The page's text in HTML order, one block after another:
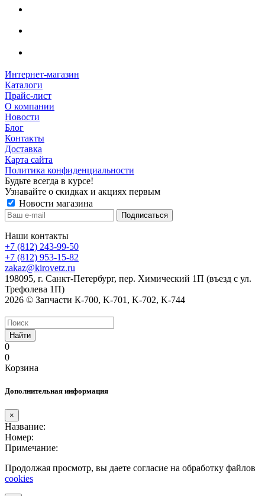
Интернет-магазин
Каталоги
Прайс-лист
О компании
Новости
Блог
Контакты
Доставка
Карта сайта
Политика конфиденциальности
Будьте всегда в курсе!
Узнавайте о скидках и акциях первым
Новости магазина
Наши контакты
+7 (812) 243-99-50
+7 (812) 953-15-82
zakaz@kirovetz.ru
198095, г. Санкт-Петербург, пер. Химический 1П (въезд с ул.
Трефолева 1П)
2026 © Запчасти К-700, K-701, K-702, K-744
Найти
0
0
Корзина
Дополнительная информация
×
Название:
Номер:
Примечание:
Продолжая просмотр, вы даете согласие на обработку файлов
cookies